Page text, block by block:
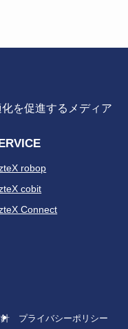
を促進するメディア
robop
cobit
Connect
プライバシーポリシー